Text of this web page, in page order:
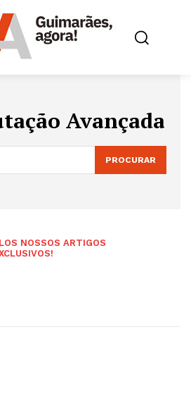
Avançada
PROCURAR
NOSSOS ARTIGOS